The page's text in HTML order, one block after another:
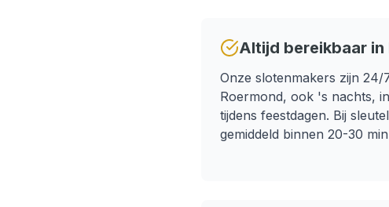
Altijd bereikbaar in
Onze slotenmakers zijn 24/
Roermond, ook 's nachts,
tijdens feestdagen. Bij
gemiddeld binnen 20-30